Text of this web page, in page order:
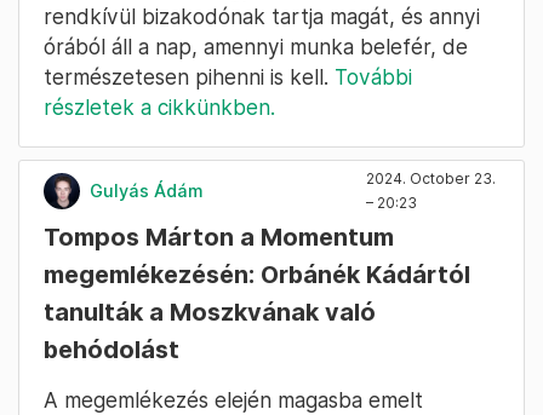
rendkívül bizakodónak tartja magát, és annyi
órából áll a nap, amennyi munka belefér, de
természetesen pihenni is kell. További
részletek a cikkünkben.
Gulyás Ádám
2024. October 23.
– 20:23
Tompos Márton a Momentum
megemlékezésén: Orbánék Kádártól
tanulták a Moszkvának való
behódolást
A megemlékezés elején magasba emelt